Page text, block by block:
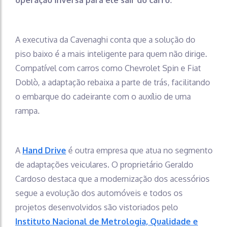
A executiva da Cavenaghi conta que a solução do
piso baixo é a mais inteligente para quem não dirige.
Compatível com carros como Chevrolet Spin e Fiat
Doblò, a adaptação rebaixa a parte de trás, facilitando
o embarque do cadeirante com o auxílio de uma
rampa.
A Hand Drive é outra empresa que atua no segmento
de adaptações veiculares. O proprietário Geraldo
Cardoso destaca que a modernização dos acessórios
segue a evolução dos automóveis e todos os
projetos desenvolvidos são vistoriados pelo
Instituto Nacional de Metrologia, Qualidade e